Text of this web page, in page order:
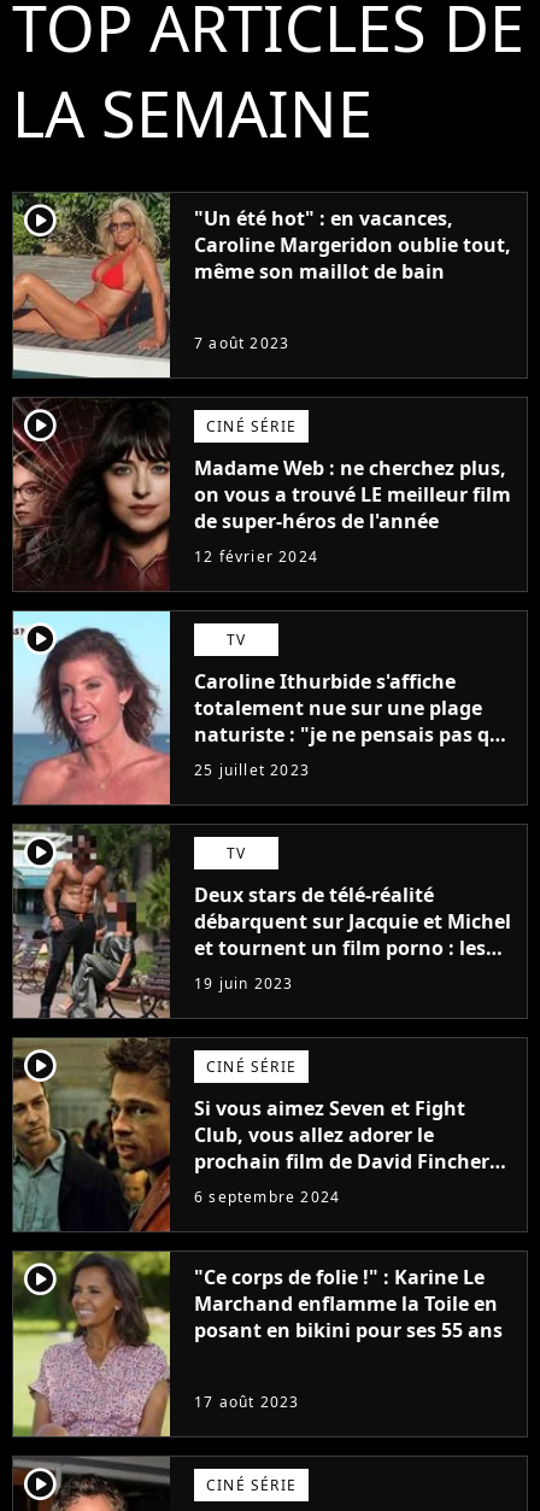
TOP ARTICLES DE
LA SEMAINE
player2
"Un été hot" : en vacances,
Caroline Margeridon oublie tout,
même son maillot de bain
7 août 2023
player2 CINÉ SÉRIE
Madame Web : ne cherchez plus,
on vous a trouvé LE meilleur film
de super-héros de l'année
12 février 2024
player2 TV
Caroline Ithurbide s'affiche
totalement nue sur une plage
naturiste : "je ne pensais pas que
j'arriverais à le faire..."
25 juillet 2023
player2 TV
Deux stars de télé-réalité
débarquent sur Jacquie et Michel
et tournent un film porno : les
premières images du tournage
(exclu)
19 juin 2023
player2 CINÉ SÉRIE
Si vous aimez Seven et Fight
Club, vous allez adorer le
prochain film de David Fincher
avec lequel il se réinvente
complètement
6 septembre 2024
player2
"Ce corps de folie !" : Karine Le
Marchand enflamme la Toile en
posant en bikini pour ses 55 ans
17 août 2023
player2 CINÉ SÉRIE